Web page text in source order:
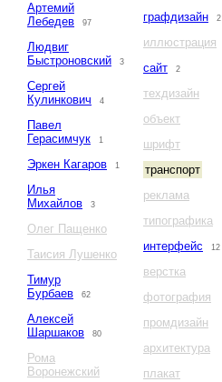
Артемий
Лебедев
97
Людвиг
Быстроновский
3
Сергей
Кулинкович
4
Павел
Герасимчук
1
Эркен Кагаров 1
Илья
Михайлов
3
Олег Пащенко
Таисия Лушенко
Тимур
Бурбаев
62
Алексей
Шаршаков
80
Рома
Воронежский
графдизайн
2
иллюстрация
сайт
2
техдизайн
объект
шрифт
транспорт
реклама
типографика
интерфейс
12
верстка
фотография
промдизайн
архитектура
плакат